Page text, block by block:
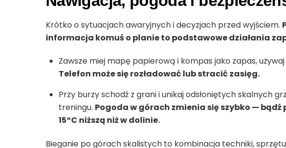
Krótko o sytuacjach awaryjnych i decyzjach przed wyjściem.
informacja komuś o planie to podstawowe działania
Zawsze miej mapę papierową i kompas jako zapas,
Telefon może się rozładować lub stracić zasięg.
Przy burzy schodź z grani i unikaj odsłoniętych skalnych
treningu. Pogoda w górach zmienia się szybko —
15°C niższą niż w dolinie.
Bieganie po górach skalistych to kombinacja techniki,